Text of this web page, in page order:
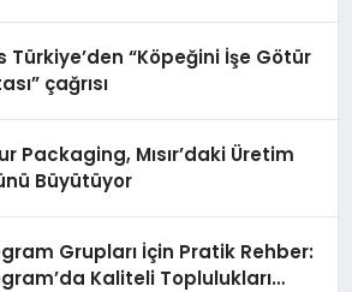
Türkiye’den “Köpeğini İşe Götür
çağrısı
Packaging, Mısır’daki Üretim
Büyütüyor
Grupları İçin Pratik Rehber:
Kaliteli Toplulukları